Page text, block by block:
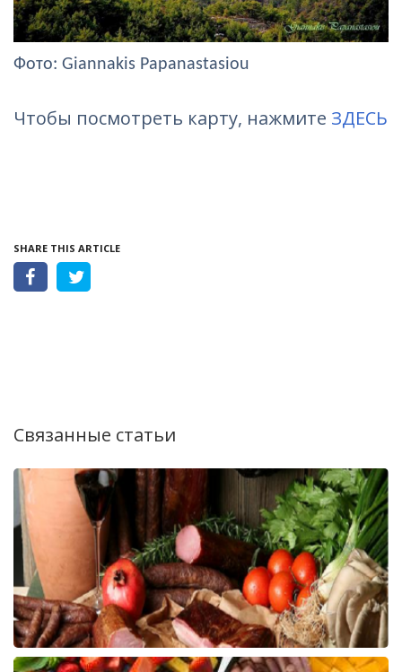
Фотo: Giannakis Papanastasiou
Чтобы посмотреть карту, нажмите ЗДЕСЬ
SHARE THIS ARTICLE
Связанные статьи